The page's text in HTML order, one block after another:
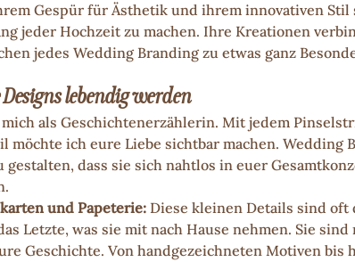
Gespür für Ästhetik und ihrem innovativen Stil
jeder Hochzeit zu machen. Ihre Kreationen
jedes Wedding Branding zu etwas ganz
lebendig werden
als Geschichtenerzählerin. Mit jedem
möchte ich eure Liebe sichtbar machen. Wedding
gestalten, dass sie sich nahtlos in euer
und Papeterie: Diese kleinen Details sind oft
Letzte, was sie mit nach Hause nehmen. Sie
Geschichte. Von handgezeichneten Motiven bis